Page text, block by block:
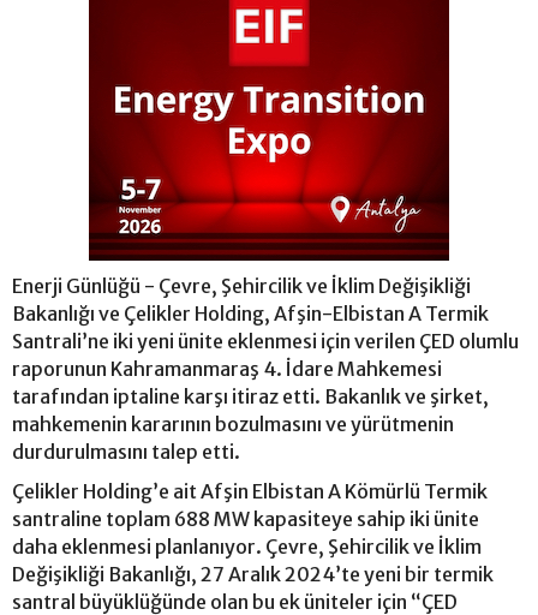
Enerji Günlüğü - Çevre, Şehircilik ve İklim Değişikliği
Bakanlığı ve Çelikler Holding, Afşin-Elbistan A Termik
Santrali’ne iki yeni ünite eklenmesi için verilen ÇED olumlu
raporunun Kahramanmaraş 4. İdare Mahkemesi
tarafından iptaline karşı itiraz etti. Bakanlık ve şirket,
mahkemenin kararının bozulmasını ve yürütmenin
durdurulmasını talep etti.
Çelikler Holding’e ait Afşin Elbistan A Kömürlü Termik
santraline toplam 688 MW kapasiteye sahip iki ünite
daha eklenmesi planlanıyor. Çevre, Şehircilik ve İklim
Değişikliği Bakanlığı, 27 Aralık 2024’te yeni bir termik
santral büyüklüğünde olan bu ek üniteler için “ÇED